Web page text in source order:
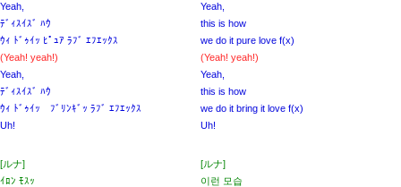
Yeah,
ﾃﾞｨｽｲｽﾞ ﾊｳ
ｳｨ ﾄﾞｩｲｯ ﾋﾟｭｱ ﾗﾌﾞ ｴﾌｴｯｸｽ
(Yeah! yeah!)
Yeah,
ﾃﾞｨｽｲｽﾞ ﾊｳ
ｳｨ ﾄﾞｩｲｯ ﾌﾞﾘﾝｷﾞｯ ﾗﾌﾞ ｴﾌｴｯｸｽ
Uh!
[ルナ]
ｲﾛﾝ ﾓｽｯ
Yeah,
this is how
we do it pure love f(x)
(Yeah! yeah!)
Yeah,
this is how
we do it bring it love f(x)
Uh!
[ルナ]
이런 모습